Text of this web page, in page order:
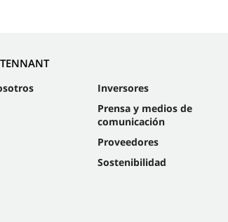
Inversores
Prensa y medios de
comunicación
Proveedores
Sostenibilidad